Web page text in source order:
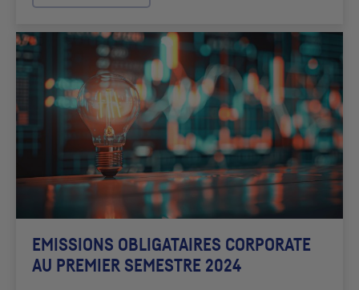
EMISSIONS OBLIGATAIRES CORPORATE
AU PREMIER SEMESTRE 2024